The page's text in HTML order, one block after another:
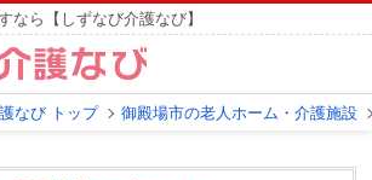
なら【しずなび介護なび】
なび トップ 御殿場市の老人ホーム・介護施設